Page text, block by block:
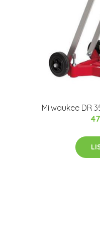
Milwaukee DR